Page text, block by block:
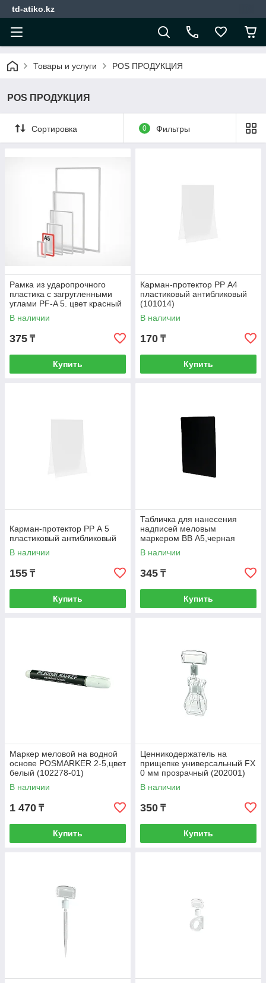
td-atiko.kz
Товары и услуги POS ПРОДУКЦИЯ
POS ПРОДУКЦИЯ
Сортировка 0 Фильтры
Рамка из ударопрочного
пластика с загругленными
углами PF-A 5. цвет красный
В наличии
375 ₸
Купить
Карман-протектор РР А4
пластиковый антибликовый
(101014)
В наличии
170 ₸
Купить
Карман-протектор РР А 5
пластиковый антибликовый
В наличии
155 ₸
Купить
Табличка для нанесения
надписей меловым
маркером ВВ А5,черная
В наличии
345 ₸
Купить
Маркер меловой на водной
основе POSMARKER 2-5,цвет
белый (102278-01)
В наличии
1 470 ₸
Купить
Ценникодержатель на
прищепке универсальный FX
0 мм прозрачный (202001)
В наличии
350 ₸
Купить